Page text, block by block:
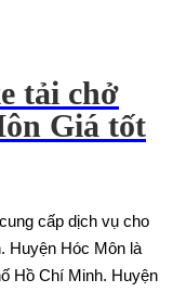
tải chở
Giá tốt
cấp dịch vụ cho
Huyện Hóc Môn là
Hồ Chí Minh. Huyện